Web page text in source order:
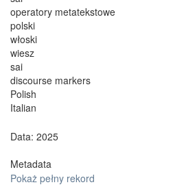
operatory metatekstowe
polski
włoski
wiesz
sai
discourse markers
Polish
Italian
Data: 2025
Metadata
Pokaż pełny rekord